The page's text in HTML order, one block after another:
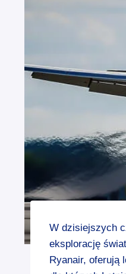
W dzisiejszych
eksplorację
Ryanair, oferują